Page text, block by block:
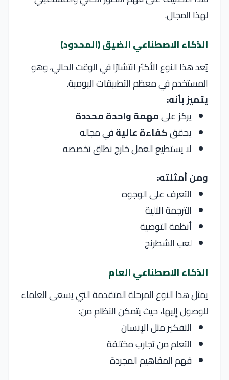
لهذا المجال.
الذكاء الاصطناعي الضيق (المحدود)
يُعد هذا النوع الأكثر انتشارًا في الوقت الحالي، وهو
المستخدم في معظم التطبيقات اليومية.
يتميز بأنه:
يركز علىمهمة واحدة محددة
يحققكفاءة عاليةفي مجاله
لا يستطيع العمل خارج نطاق تخصصه
ومن أمثلته:
التعرف على الوجوه
الترجمة الآلية
أنظمة التوصية
لعب الشطرنج
الذكاء الاصطناعي العام
يمثل هذا النوع المرحلة المتقدمة التي يسعى العلماء
للوصول إليها، حيث يتمكن النظام من:
التفكير مثل الإنسان
التعلم من تجارب مختلفة
فهم المفاهيم المجردة